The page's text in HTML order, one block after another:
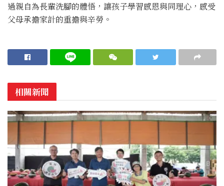
過親自為長輩洗腳的體悟，讓孩子學習感恩與同理心，感受
父母承擔家計的重擔與辛勞。
相關新聞